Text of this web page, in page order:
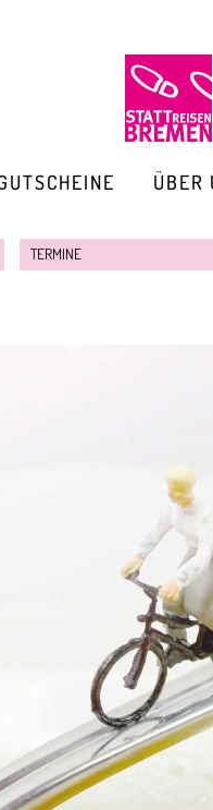
ÜBER